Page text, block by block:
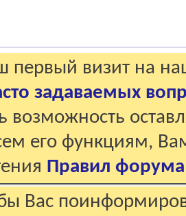
первый визит на
задаваемых
возможность
его функциям,
Правил форума
Вас